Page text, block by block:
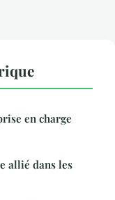
en charge
allié dans les